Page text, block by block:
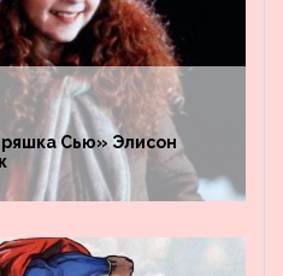
Сью» Элисон